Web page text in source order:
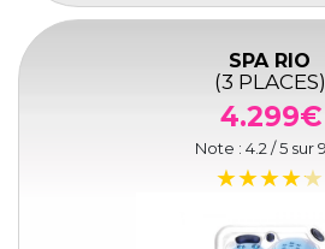
SPA RIO
(3 PLACES)
4.299€
Note : 4.2 / 5 sur